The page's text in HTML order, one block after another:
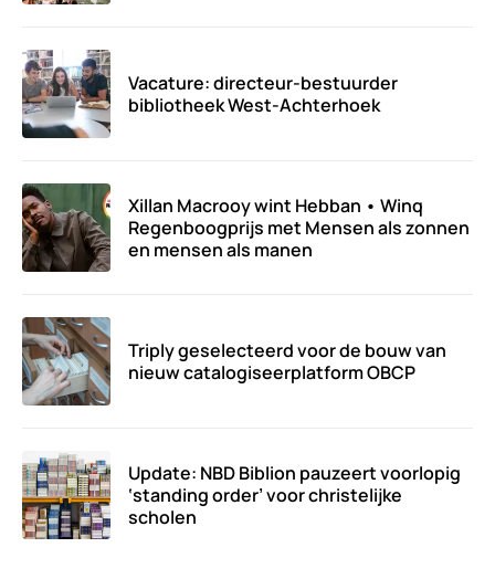
Vacature: directeur-bestuurder
bibliotheek West-Achterhoek
Xillan Macrooy wint Hebban • Winq
Regenboogprijs met Mensen als zonnen
en mensen als manen
Triply geselecteerd voor de bouw van
nieuw catalogiseerplatform OBCP
Update: NBD Biblion pauzeert voorlopig
‘standing order’ voor christelijke
scholen